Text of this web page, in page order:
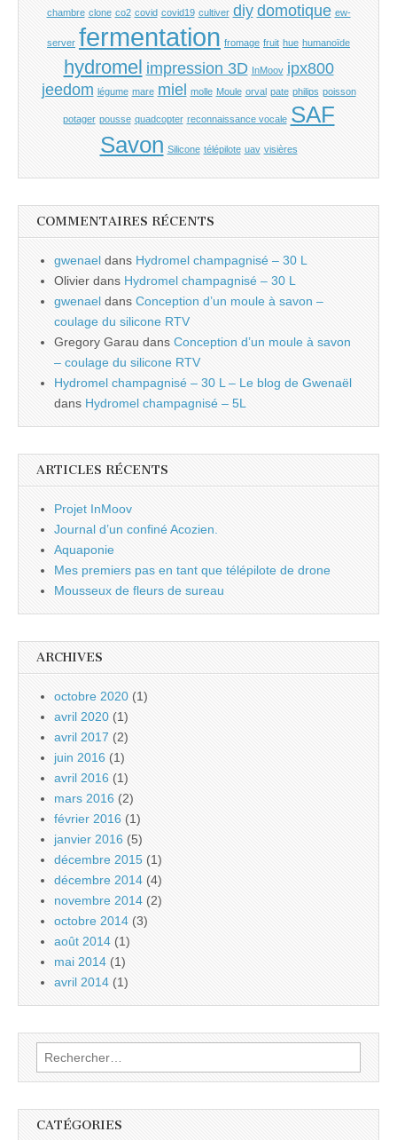
chambre clone co2 covid covid19 cultiver diy domotique ew-
server fermentation fromage fruit hue humanoïde
hydromel impression 3D InMoov ipx800
jeedom légume mare miel molle Moule orval pate philips poisson
potager pousse quadcopter reconnaissance vocale SAF
Savon Silicone télépilote uav visières
COMMENTAIRES RÉCENTS
gwenael dans Hydromel champagnisé – 30 L
Olivier dans Hydromel champagnisé – 30 L
gwenael dans Conception d’un moule à savon –
coulage du silicone RTV
Gregory Garau dans Conception d’un moule à savon
– coulage du silicone RTV
Hydromel champagnisé – 30 L – Le blog de Gwenaël
dans Hydromel champagnisé – 5L
ARTICLES RÉCENTS
Projet InMoov
Journal d’un confiné Acozien.
Aquaponie
Mes premiers pas en tant que télépilote de drone
Mousseux de fleurs de sureau
ARCHIVES
octobre 2020 (1)
avril 2020 (1)
avril 2017 (2)
juin 2016 (1)
avril 2016 (1)
mars 2016 (2)
février 2016 (1)
janvier 2016 (5)
décembre 2015 (1)
décembre 2014 (4)
novembre 2014 (2)
octobre 2014 (3)
août 2014 (1)
mai 2014 (1)
avril 2014 (1)
Rechercher :
CATÉGORIES